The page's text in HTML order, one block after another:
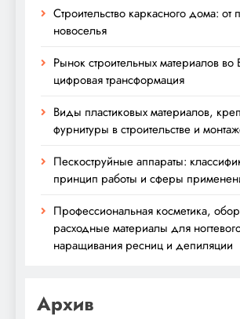
Строительство каркасного дома: от
новоселья
Рынок строительных материалов
цифровая трансформация
Виды пластиковых материалов,
фурнитуры в строительстве и
Пескоструйные аппараты:
принцип работы и сферы
Профессиональная косметика,
расходные материалы для
наращивания ресниц и депиляции
Архив